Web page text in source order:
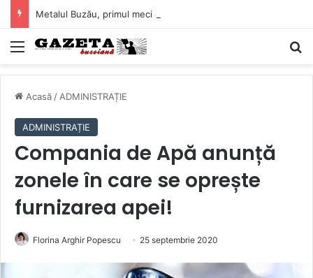
Mediu
Acasă / ADMINISTRAȚIE
ADMINISTRAȚIE
Compania de Apă anunță
zonele în care se oprește
furnizarea apei!
Florina Arghir Popescu 25 septembrie 2020